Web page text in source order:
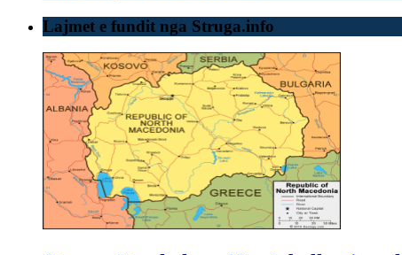
Lajmet e fundit nga Struga.info